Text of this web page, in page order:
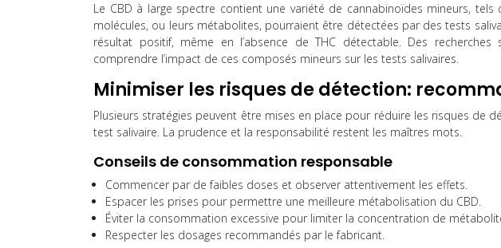
Le CBD à large spectre contient une variété de cannabinoïdes mineurs, tels
molécules, ou leurs métabolites, pourraient être détectées par des tests
résultat positif, même en l’absence de THC détectable. Des
comprendre l’impact de ces composés mineurs sur les tests salivaires.
Minimiser les risques de détection:
Plusieurs stratégies peuvent être mises en place pour réduire les risques de
test salivaire. La prudence et la responsabilité restent les maîtres mots.
Conseils de consommation responsable
Commencer par de faibles doses et observer attentivement les effets.
Espacer les prises pour permettre une meilleure métabolisation du CBD.
Éviter la consommation excessive pour limiter la concentration de
Respecter les dosages recommandés par le fabricant.